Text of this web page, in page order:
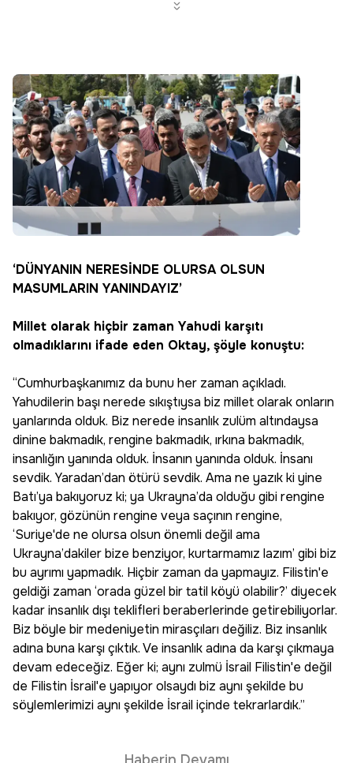
‘DÜNYANIN NERESİNDE OLURSA OLSUN
MASUMLARIN YANINDAYIZ’
Millet olarak hiçbir zaman Yahudi karşıtı
olmadıklarını ifade eden Oktay, şöyle konuştu:
“Cumhurbaşkanımız da bunu her zaman açıkladı.
Yahudilerin başı nerede sıkıştıysa biz millet olarak onların
yanlarında olduk. Biz nerede insanlık zulüm altındaysa
dinine bakmadık, rengine bakmadık, ırkına bakmadık,
insanlığın yanında olduk. İnsanın yanında olduk. İnsanı
sevdik. Yaradan’dan ötürü sevdik. Ama ne yazık ki yine
Batı’ya bakıyoruz ki; ya Ukrayna’da olduğu gibi rengine
bakıyor, gözünün rengine veya saçının rengine,
‘Suriye'de ne olursa olsun önemli değil ama
Ukrayna’dakiler bize benziyor, kurtarmamız lazım’ gibi biz
bu ayrımı yapmadık. Hiçbir zaman da yapmayız. Filistin'e
geldiği zaman ‘orada güzel bir tatil köyü olabilir?’ diyecek
kadar insanlık dışı teklifleri beraberlerinde getirebiliyorlar.
Biz böyle bir medeniyetin mirasçıları değiliz. Biz insanlık
adına buna karşı çıktık. Ve insanlık adına da karşı çıkmaya
devam edeceğiz. Eğer ki; aynı zulmü İsrail Filistin'e değil
de Filistin İsrail'e yapıyor olsaydı biz aynı şekilde bu
söylemlerimizi aynı şekilde İsrail içinde tekrarlardık.”